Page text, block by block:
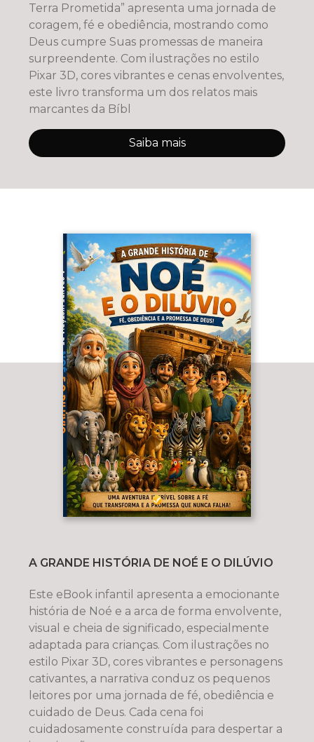
Terra Prometida” apresenta uma jornada de
coragem, fé e obediência, mostrando como
Deus cumpre Suas promessas de maneira
surpreendente. Com ilustrações no estilo
Pixar 3D, cores vibrantes e cenas envolventes,
este livro transforma um dos relatos mais
marcantes da Bíbl
Saiba mais
A GRANDE HISTÓRIA DE NOÉ E O DILÚVIO
Este eBook infantil apresenta a emocionante
história de Noé e a arca de forma envolvente,
visual e cheia de significado, especialmente
adaptada para crianças. Com ilustrações no
estilo Pixar 3D, cores vibrantes e personagens
cativantes, a narrativa conduz os pequenos
leitores por uma jornada de fé, obediência e
cuidado de Deus. Cada cena foi
cuidadosamente construída para despertar a